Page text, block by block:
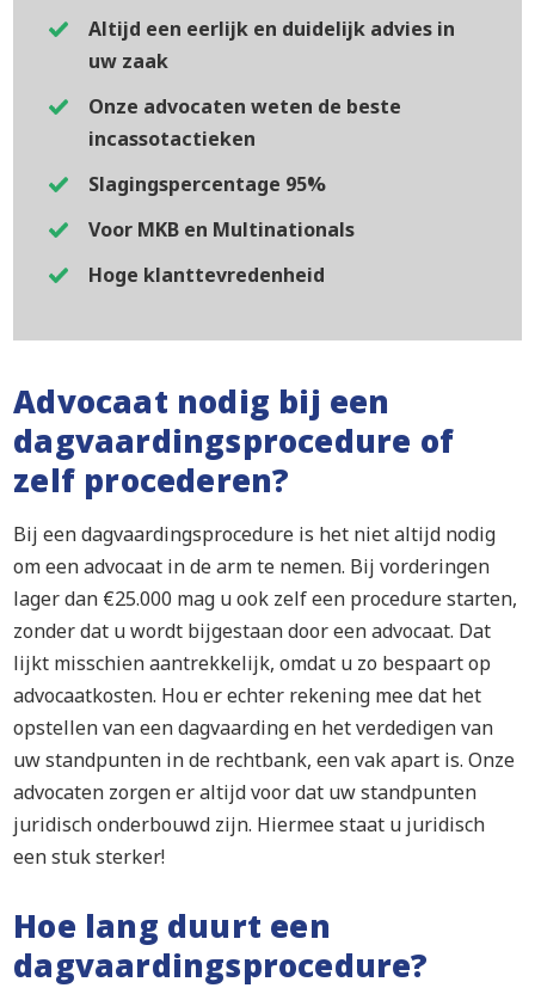
Altijd een eerlijk en duidelijk advies in
uw zaak
Onze advocaten weten de beste
incassotactieken
Slagingspercentage 95%
Voor MKB en Multinationals
Hoge klanttevredenheid
Advocaat nodig bij een
dagvaardingsprocedure of
zelf procederen?
Bij een dagvaardingsprocedure is het niet altijd nodig
om een advocaat in de arm te nemen. Bij vorderingen
lager dan €25.000 mag u ook zelf een procedure starten,
zonder dat u wordt bijgestaan door een advocaat. Dat
lijkt misschien aantrekkelijk, omdat u zo bespaart op
advocaatkosten. Hou er echter rekening mee dat het
opstellen van een dagvaarding en het verdedigen van
uw standpunten in de rechtbank, een vak apart is. Onze
advocaten zorgen er altijd voor dat uw standpunten
juridisch onderbouwd zijn. Hiermee staat u juridisch
een stuk sterker!
Hoe lang duurt een
dagvaardingsprocedure?